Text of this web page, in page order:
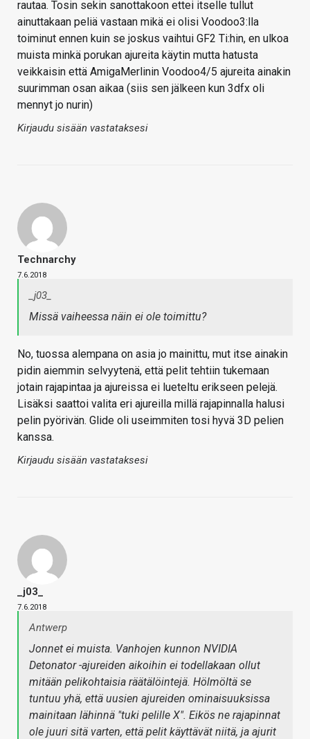
rautaa. Tosin sekin sanottakoon ettei itselle tullut
ainuttakaan peliä vastaan mikä ei olisi Voodoo3:lla
toiminut ennen kuin se joskus vaihtui GF2 Ti:hin, en ulkoa
muista minkä porukan ajureita käytin mutta hatusta
veikkaisin että AmigaMerlinin Voodoo4/5 ajureita ainakin
suurimman osan aikaa (siis sen jälkeen kun 3dfx oli
mennyt jo nurin)
Kirjaudu sisään vastataksesi
Technarchy
7.6.2018
_j03_
Missä vaiheessa näin ei ole toimittu?
No, tuossa alempana on asia jo mainittu, mut itse ainakin
pidin aiemmin selvyytenä, että pelit tehtiin tukemaan
jotain rajapintaa ja ajureissa ei lueteltu erikseen pelejä.
Lisäksi saattoi valita eri ajureilla millä rajapinnalla halusi
pelin pyörivän. Glide oli useimmiten tosi hyvä 3D pelien
kanssa.
Kirjaudu sisään vastataksesi
_j03_
7.6.2018
Antwerp
Jonnet ei muista. Vanhojen kunnon NVIDIA
Detonator -ajureiden aikoihin ei todellakaan ollut
mitään pelikohtaisia räätälöintejä. Hölmöltä se
tuntuu yhä, että uusien ajureiden ominaisuuksissa
mainitaan lähinnä "tuki pelille X". Eikös ne rajapinnat
ole juuri sitä varten, että pelit käyttävät niitä, ja ajurit